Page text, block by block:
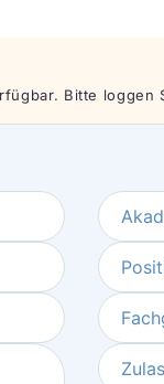
Bitte